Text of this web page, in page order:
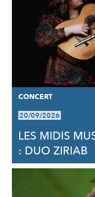
CONCERT
20/09/2026
LES MIDIS
: DUO ZIRIAB